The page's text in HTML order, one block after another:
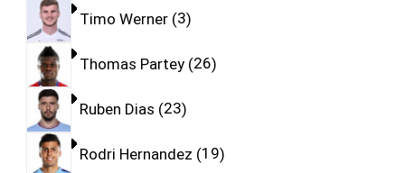
Timo Werner 3
Thomas Partey 26
Ruben Dias 23
Rodri Hernandez 19